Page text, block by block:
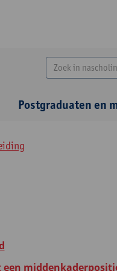
Postgraduaten en